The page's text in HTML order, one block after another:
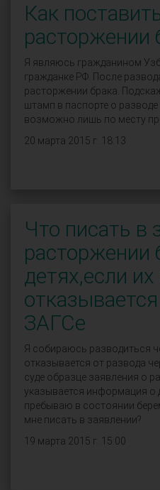
Как
расторжении
Я являюсь гражданином
гражданке РФ. После
расторжении брака.
штамп в паспорте о
возможно лишь по месту
20 марта 2015 г. 18:13
Что писать в
расторжении
детях,если
ЗАГСе
Я собираюсь разводиться
отказывается от развода
суде образце заявления о
указывается информация о
пребываю в состоянии
мне писать в заявлении?
19 марта 2015 г. 15:00